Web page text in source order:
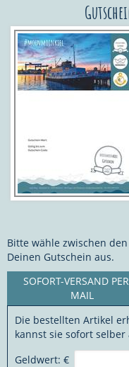
Bitte wähle zwischen
Deinen Gutschein aus.
SOFORT-VERSAND
MAIL
Die bestellten Artikel
kannst sie sofort selber
Geldwert: €